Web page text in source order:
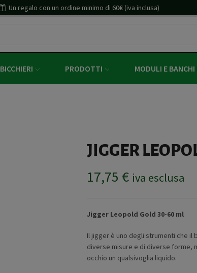
Un regalo con un ordine minimo di 60€ (iva inclusa)
BICCHIERI PRODOTTI MODULI E BANCHI
JIGGER
17,75 € iva esclusa
Jigger Leopold Gold 30-60 ml
Il jigger è uno degli strumenti che
diverse misure e di diverse forme,
occhio un qualsivoglia liquido.